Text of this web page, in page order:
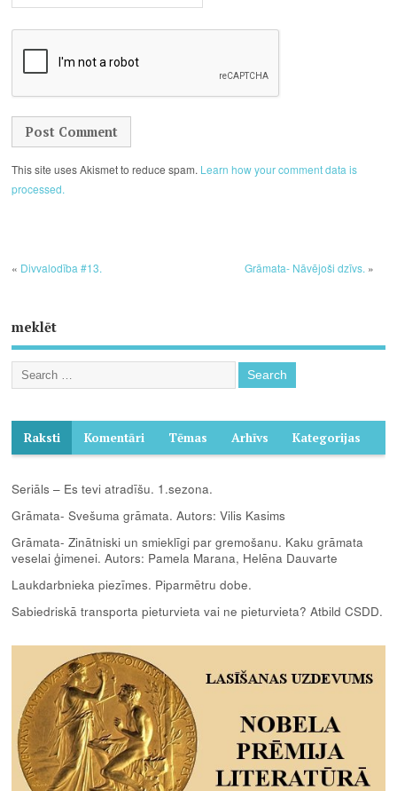
This site uses Akismet to reduce spam. Learn how your comment data is
processed.
« Divvalodība #13. Grāmata- Nāvējoši dzīvs. »
meklēt
Raksti Komentāri Tēmas Arhīvs Kategorijas
Seriāls – Es tevi atradīšu. 1.sezona.
Grāmata- Svešuma grāmata. Autors: Vilis Kasims
Grāmata- Zinātniski un smieklīgi par gremošanu. Kaku grāmata
veselai ģimenei. Autors: Pamela Marana, Helēna Dauvarte
Laukdarbnieka piezīmes. Piparmētru dobe.
Sabiedriskā transporta pieturvieta vai ne pieturvieta? Atbild CSDD.